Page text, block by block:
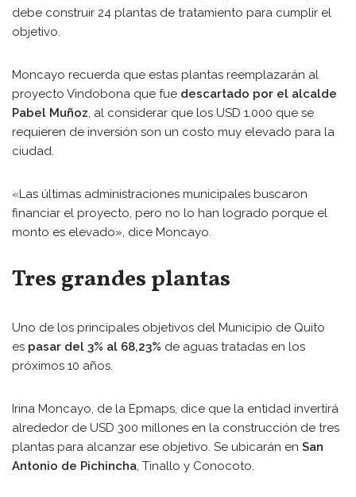
debe construir 24 plantas de tratamiento para cumplir el
objetivo.
Moncayo recuerda que estas plantas reemplazarán al
proyecto Vindobona que fue descartado por el alcalde
Pabel Muñoz, al considerar que los USD 1.000 que se
requieren de inversión son un costo muy elevado para la
ciudad.
«Las últimas administraciones municipales buscaron
financiar el proyecto, pero no lo han logrado porque el
monto es elevado», dice Moncayo.
Tres grandes plantas
Uno de los principales objetivos del Municipio de Quito
es pasar del 3% al 68,23% de aguas tratadas en los
próximos 10 años.
Irina Moncayo, de la Epmaps, dice que la entidad invertirá
alrededor de USD 300 millones en la construcción de tres
plantas para alcanzar ese objetivo. Se ubicarán en San
Antonio de Pichincha, Tinallo y Conocoto.